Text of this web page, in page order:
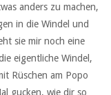
anders zu machen,
in die Windel und
sie mir noch eine
eigentliche Windel,
Rüschen am Popo
gucken, wie dir so